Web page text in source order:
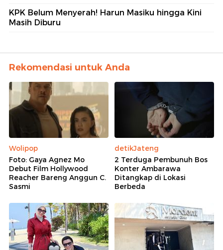
KPK Belum Menyerah! Harun Masiku hingga Kini
Masih Diburu
Rekomendasi untuk Anda
Wolipop
Foto: Gaya Agnez Mo
Debut Film Hollywood
Reacher Bareng Anggun C.
Sasmi
detikJateng
2 Terduga Pembunuh Bos
Konter Ambarawa
Ditangkap di Lokasi
Berbeda